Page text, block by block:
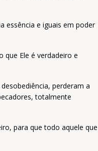
essência e iguais em poder
que Ele é verdadeiro e
perderam a
totalmente
para que todo aquele que